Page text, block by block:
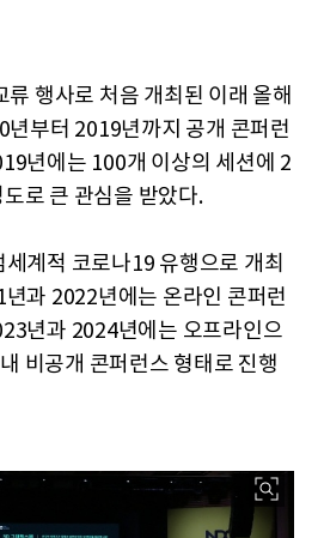
행사로 처음 개최된 이래 올해
년부터 2019년까지 공개 콘퍼런
년에는 100개 이상의 세션에 2
로 큰 관심을 받았다.
계적 코로나19 유행으로 개최
과 2022년에는 온라인 콘퍼런
년과 2024년에는 오프라인으
비공개 콘퍼런스 형태로 진행